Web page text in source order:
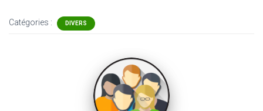
Catégories : DIVERS